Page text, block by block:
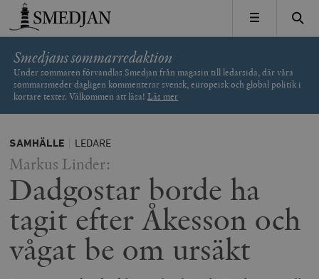
Timbro
MENY
Smedjans sommarredaktion
Under sommaren förvandlas Smedjan från magasin till ledarsida, där våra
sommarsmeder dagligen kommenterar svensk, europeisk och global politik i
kortare texter. Välkommen att läsa!Läs mer
SAMHÄLLE LEDARE
Markus Linder:
Dadgostar borde ha
tagit efter Åkesson och
vågat be om ursäkt